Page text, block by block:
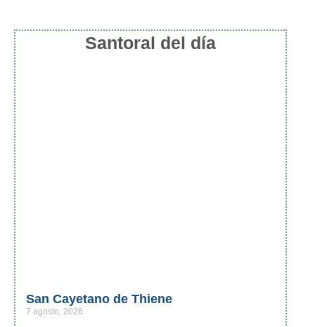
Santoral del día
San Cayetano de Thiene
7 agosto, 2026